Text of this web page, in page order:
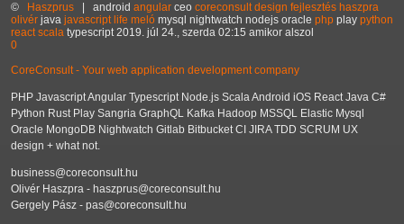
© Haszprus android angular ceo coreconsult design fejlesztés haszpra
olivér java javascript life meló mysql nightwatch nodejs oracle php play python
react scala typescript 2019. júl 24., szerda 02:15 amikor alszol
0
CoreConsult - Your web application development company
PHP Javascript Angular Typescript Node.js Scala Android iOS React Java C#
Python Rust Play Sangria GraphQL Kafka Hadoop MSSQL Elastic Mysql
Oracle MongoDB Nightwatch Gitlab Bitbucket CI JIRA TDD SCRUM UX
design + what not.
business@coreconsult.hu
Olivér Haszpra - haszprus@coreconsult.hu
Gergely Pász - pas@coreconsult.hu